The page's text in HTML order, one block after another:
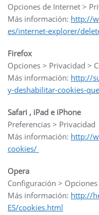
Opciones de Internet >
Más información: http://
es/internet-explorer/
Firefox
Opciones > Privacidad >
Más información: http://
y-deshabilitar-cookies-
Safari , iPad e iPhone
Preferencias > Privacidad
Más información: http://
cookies/
Opera
Configuración >
Más información: http://
ES/cookies.html